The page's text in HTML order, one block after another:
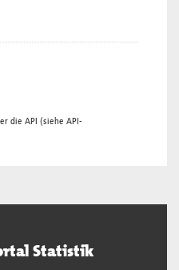
die API (siehe API-
Statistik